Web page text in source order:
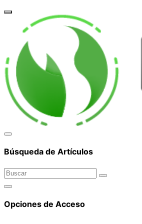
Búsqueda de Artículos
Opciones de Acceso